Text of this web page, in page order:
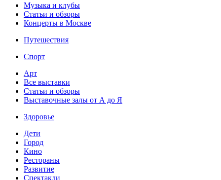
Музыка и клубы
Статьи и обзоры
Концерты в Москве
Путешествия
Спорт
Арт
Все выставки
Статьи и обзоры
Выставочные залы от А до Я
Здоровье
Дети
Город
Кино
Рестораны
Развитие
Спектакли